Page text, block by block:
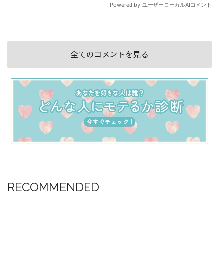
全てのコメントを見る
RECOMMENDED